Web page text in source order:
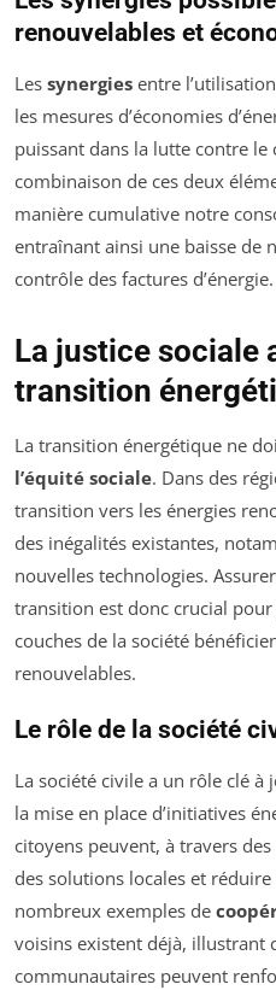
renouvelables et
Les synergies entre
les mesures d’économies
puissant dans la lutte contre
combinaison de ces deux
manière cumulative notre
entraînant ainsi une baisse de
contrôle des factures d’énergie.
La justice sociale
transition
La transition énergétique ne
l’équité sociale. Dans des
transition vers les énergies
des inégalités existantes,
nouvelles technologies.
transition est donc crucial
couches de la société
renouvelables.
Le rôle de la société
La société civile a un rôle clé
la mise en place d’initiatives
citoyens peuvent, à travers
des solutions locales et
nombreux exemples de
voisins existent déjà, illustrant
communautaires peuvent